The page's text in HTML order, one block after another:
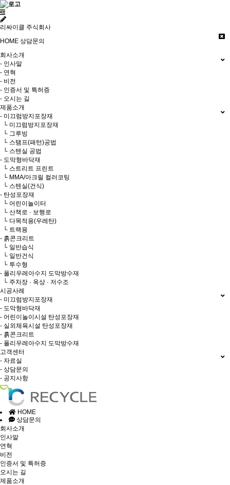
리싸이클 주식회사
HOME 상담문의
회사소개
- 인사말
- 연혁
- 비전
- 인증서 및 특허증
- 오시는 길
제품소개
- 미끄럼방지포장재
└ 미끄럼방지포장재
└ 그루빙
└ 스탬프(패턴)공법
└ 스텐실 공법
- 도막형바닥재
└ 스트리트 프린트
└ MMA/아크릴 컬러코팅
└ 스텐실(건식)
- 탄성포장재
└ 어린이놀이터
└ 산책로 · 보행로
└ 다목적용(우레탄)
└ 트랙용
- 흙콘크리트
└ 일반습식
└ 일반건식
└ 투수형
- 폴리우레아수지 도막방수재
└ 주차장 · 옥상 · 저수조
시공사례
- 미끄럼방지포장재
- 도막형바닥재
- 어린이놀이시설 탄성포장재
- 실외체육시설 탄성포장재
- 흙콘크리트
- 폴리우레아수지 도막방수재
고객센터
- 자료실
- 상담문의
- 공지사항
HOME
상담문의
회사소개
인사말
연혁
비전
인증서 및 특허증
오시는 길
제품소개